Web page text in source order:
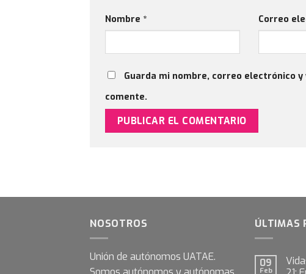
Nombre * Correo
Guarda mi nombre, correo electrónico
comente.
NOSOTROS
Unión de autónomos UATAE.
ÚLTIMAS
09
Feb